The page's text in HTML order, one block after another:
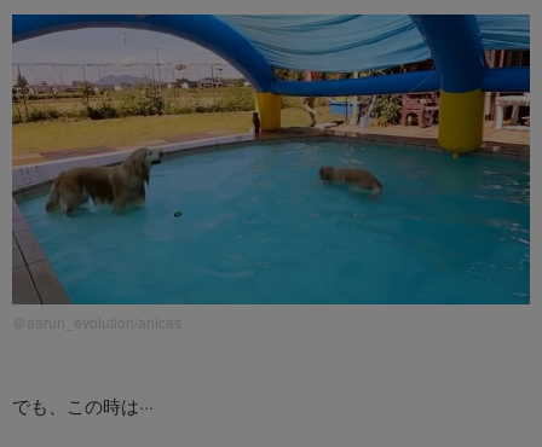
＠aarun_evolution/anicas
でも、この時は···